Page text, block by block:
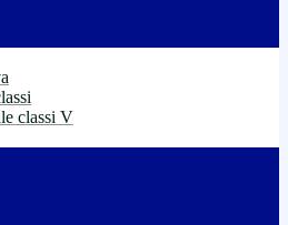
classi V